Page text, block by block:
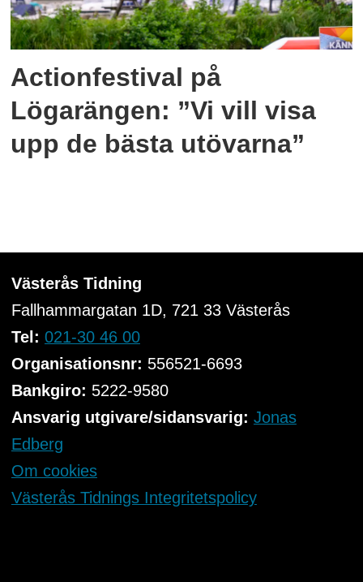
Actionfestival på
Lögarängen: ”Vi vill visa
upp de bästa utövarna”
Västerås Tidning
Fallhammargatan 1D, 721 33Västerås
Tel: 021-30 46 00
Organisationsnr: 556521-6693
Bankgiro: 5222-9580
Ansvarig utgivare/sidansvarig: Jonas
Edberg
Om cookies
Västerås Tidnings Integritetspolicy